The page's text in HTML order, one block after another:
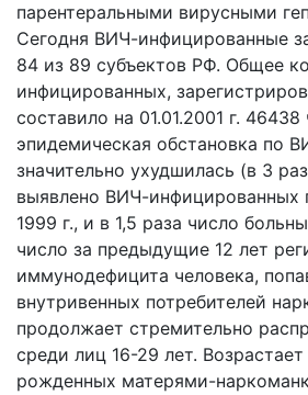
парентеральными вирусными
Сегодня ВИЧ-инфицированные
84 из 89 субъектов РФ. Общее
инфицированных,
составило на 01.01.2001 г.
эпидемическая обстановка по
значительно ухудшилась (в 3
выявлено ВИЧ-инфицированных
1999 г., и в 1,5 раза число
число за предыдущие 12 лет
иммунодефицита человека,
внутривенных потребителей
продолжает стремительно
среди лиц 16-29 лет.
рожденных матерями-